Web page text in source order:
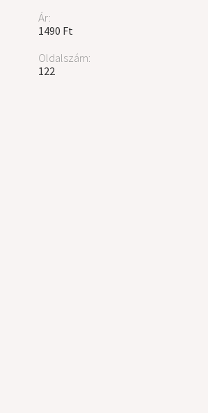
Ár:
1490 Ft
Oldalszám:
122